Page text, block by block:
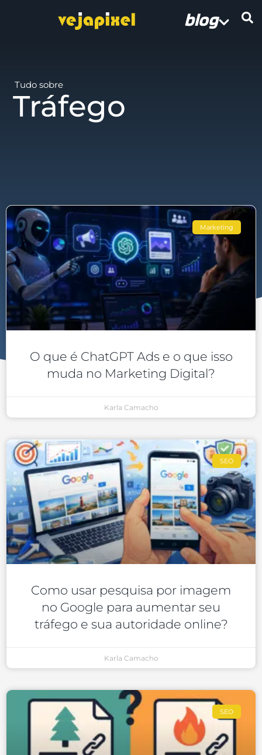
blog
Tudo sobre
Tráfego
Marketing
O que é ChatGPT Ads e o que isso
muda no Marketing Digital?
Karla Camacho
SEO
Como usar pesquisa por imagem
no Google para aumentar seu
tráfego e sua autoridade online?
Karla Camacho
SEO